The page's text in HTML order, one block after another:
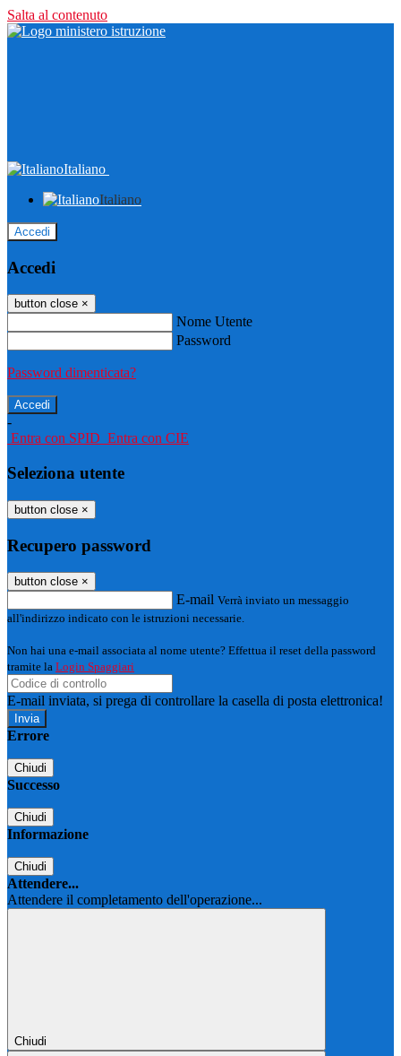
Salta al contenuto
Italiano
Italiano
Accedi
Accedi
button close ×
Nome Utente
Password
Password dimenticata?
-
Entra con SPID Entra con CIE
Seleziona utente
button close ×
Recupero password
button close ×
E-mail Verrà inviato un messaggio
all'indirizzo indicato con le istruzioni necessarie.
Non hai una e-mail associata al nome utente? Effettua il reset della password
tramite la Login Spaggiari
E-mail inviata, si prega di controllare la casella di posta elettronica!
Errore
Chiudi
Successo
Chiudi
Informazione
Chiudi
Attendere...
Attendere il completamento dell'operazione...
Chiudi